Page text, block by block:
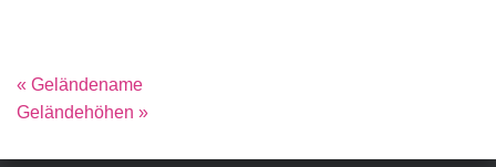
« Geländename
Geländehöhen »